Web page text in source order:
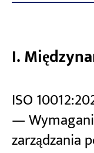
I.
ISO
—
zarządzania